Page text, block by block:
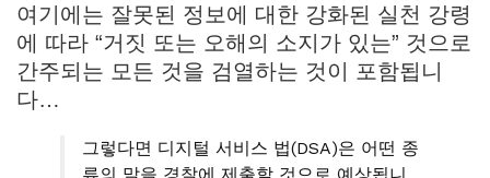
여기에는 잘못된 정보에 대한 강화된 실천 강령
에 따라 “거짓 또는 오해의 소지가 있는” 것으로
간주되는 모든 것을 검열하는 것이 포함됩니
다…
그렇다면 디지털 서비스 법(DSA)은 어떤 종